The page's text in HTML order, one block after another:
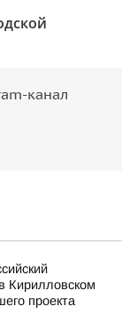
канал
Кирилловском
проекта